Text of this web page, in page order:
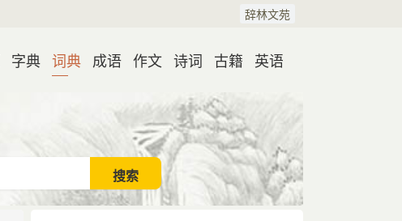
辞林文苑
字典 词典 成语 作文 诗词 古籍 英语